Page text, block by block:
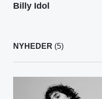
Billy Idol
NYHEDER (5)